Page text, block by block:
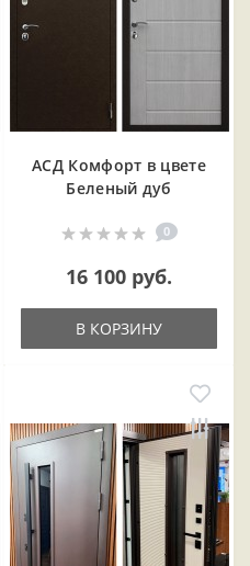
АСД Комфорт в цвете
Беленый дуб
0
16 100 руб.
В КОРЗИНУ